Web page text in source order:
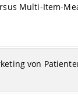
Multi-Item-
von